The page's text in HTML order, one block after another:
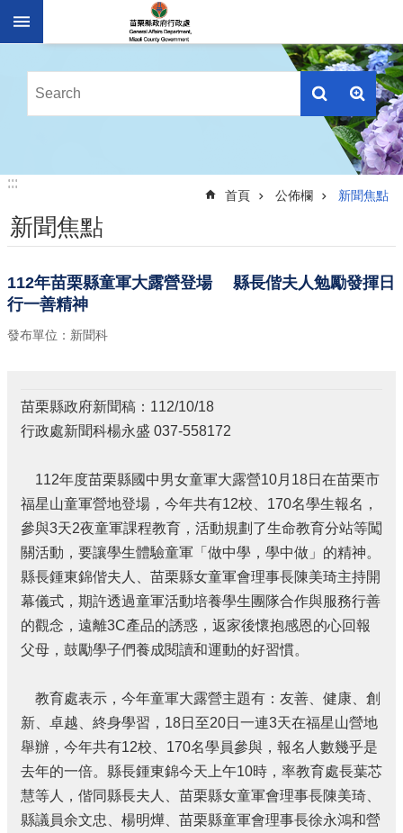
跳到主要內容區塊
務
介
民
服
務
個
人
保
護
管
理
手
冊
訴
願
理
網
站
連
結
:::
:::
首頁 公佈欄 新聞焦點
新聞焦點
112年苗栗縣童軍大露營登場 縣長偕夫人勉勵發揮日
行一善精神
發布單位：新聞科
苗栗縣政府新聞稿：112/10/18
行政處新聞科楊永盛 037-558172
112年度苗栗縣國中男女童軍大露營10月18日在苗栗市
福星山童軍營地登場，今年共有12校、170名學生報名，
參與3天2夜童軍課程教育，活動規劃了生命教育分站等闖
關活動，要讓學生體驗童軍「做中學，學中做」的精神。
縣長鍾東錦偕夫人、苗栗縣女童軍會理事長陳美琦主持開
幕儀式，期許透過童軍活動培養學生團隊合作與服務行善
的觀念，遠離3C產品的誘惑，返家後懷抱感恩的心回報
父母，鼓勵學子們養成閱讀和運動的好習慣。
教育處表示，今年童軍大露營主題有：友善、健康、創
新、卓越、終身學習，18日至20日一連3天在福星山營地
舉辦，今年共有12校、170名學員參與，報名人數幾乎是
去年的一倍。縣長鍾東錦今天上午10時，率教育處長葉芯
慧等人，偕同縣長夫人、苗栗縣女童軍會理事長陳美琦、
縣議員余文忠、楊明燁、苗栗縣童軍會理事長徐永鴻和營